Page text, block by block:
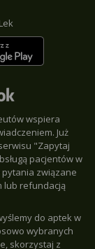
wspiera
Już
"Zapytaj
pacjentów w
związane
lub refundacją
do aptek w
wybranych
skorzystaj z